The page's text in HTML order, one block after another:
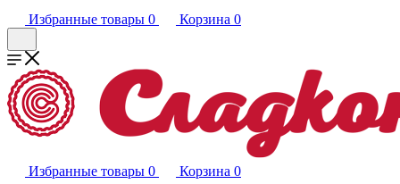
Избранные товары 0 Корзина 0
Избранные товары 0 Корзина 0